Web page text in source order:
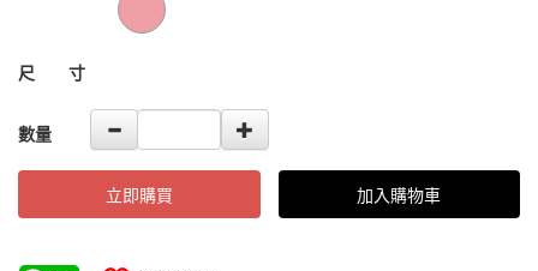
尺 寸
數量
立即購買 加入購物車